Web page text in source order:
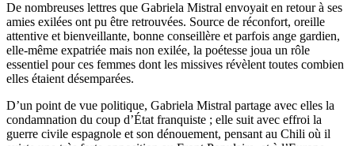
De nombreuses lettres que Gabriela Mistral envoyait en retour à ses
amies exilées ont pu être retrouvées. Source de réconfort, oreille
attentive et bienveillante, bonne conseillère et parfois ange gardien,
elle-même expatriée mais non exilée, la poétesse joua un rôle
essentiel pour ces femmes dont les missives révèlent toutes combien
elles étaient désemparées.
D’un point de vue politique, Gabriela Mistral partage avec elles la
condamnation du coup d’État franquiste ; elle suit avec effroi la
guerre civile espagnole et son dénouement, pensant au Chili où il